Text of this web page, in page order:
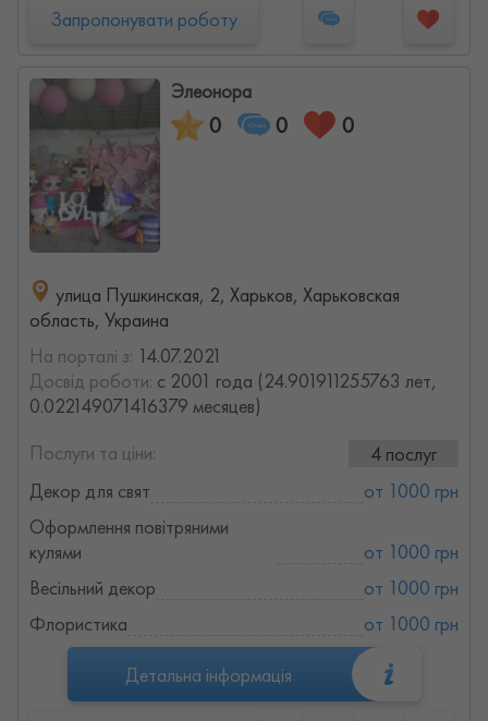
Запропонувати роботу
Элеонора
0 0 0
улица Пушкинская, 2, Харьков, Харьковская
область, Украина
На порталі з: 14.07.2021
Досвід роботи: с 2001 года (24.901911255763 лет,
0.022149071416379 месяцев)
Послуги та ціни:
4 послуг
Декор для свят
от 1000 грн
Оформлення повітряними
кулями
от 1000 грн
Весільний декор
от 1000 грн
Флористика
от 1000 грн
Детальна інформація